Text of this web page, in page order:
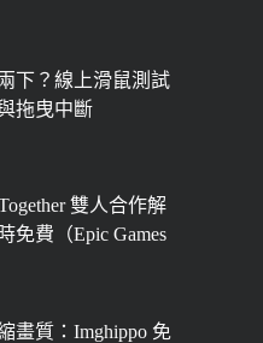
下？線上滑鼠測試
拖曳中斷
雙人合作解
免費（Epic Games
畫質：Imghippo 免